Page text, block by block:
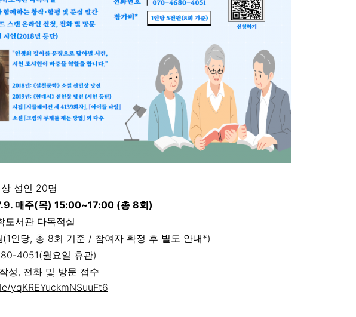
성인 20명
매주(목) 15:00~17:00 (총 8회)
도서관 다목적실
인당, 총 8회 기준 / 참여자 확정 후 별도 안내*)
4051(월요일 휴관)
성, 전화 및 방문 접수
yqKREYuckmNSuuFt6